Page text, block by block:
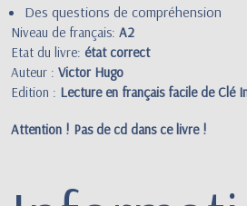
Des questions de compréhension
Niveau de français: A2
Etat du livre: état correct
Auteur : Victor Hugo
Edition : Lecture en français facile de Clé
Attention ! Pas de cd dans ce livre !